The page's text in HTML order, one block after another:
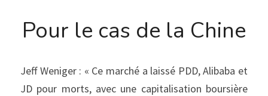
Pour le cas de la Chine
Jeff Weniger : « Ce marché a laissé PDD, Alibaba et
JD pour morts, avec une capitalisation boursière